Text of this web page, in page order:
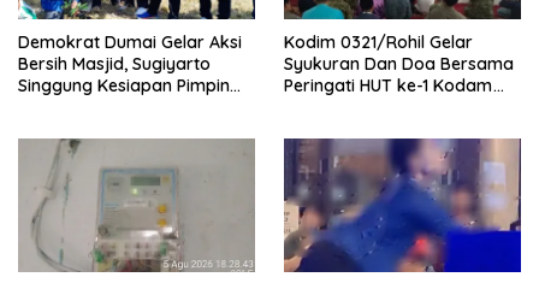
Demokrat Dumai Gelar Aksi
Bersih Masjid, Sugiyarto
Singgung Kesiapan Pimpin
Kodim 0321/Rohil Gelar
Syukuran Dan Doa Bersama
Peringati HUT ke-1 Kodam